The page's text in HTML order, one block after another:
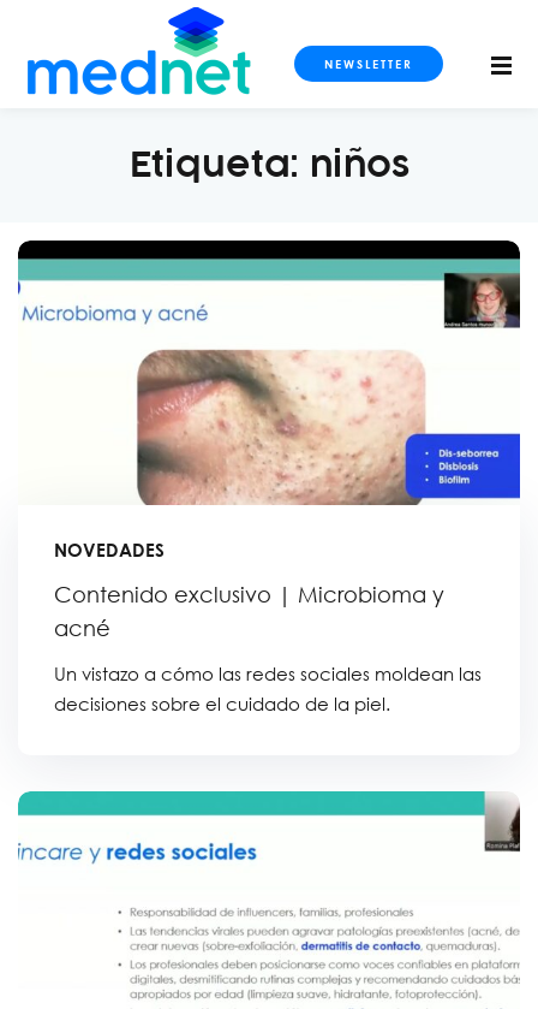
NEWSLETTER
Etiqueta: niños
NOVEDADES
Contenido exclusivo | Microbioma y
acné
Un vistazo a cómo las redes sociales moldean las
decisiones sobre el cuidado de la piel.